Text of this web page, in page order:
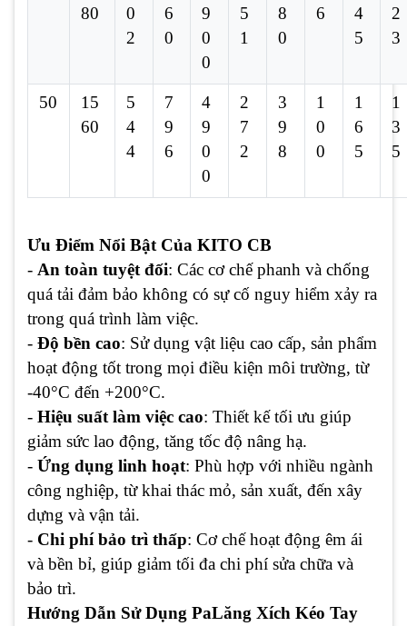
80
0
2
6
0
9
0
0
5
1
8
0
6
4
5
2
3
50
15
60
5
4
4
7
9
6
4
9
0
0
2
7
2
3
9
8
1
0
0
1
6
5
1
3
5
Ưu Điểm Nổi Bật Của KITO CB
- An toàn tuyệt đối: Các cơ chế phanh và chống
quá tải đảm bảo không có sự cố nguy hiểm xảy ra
trong quá trình làm việc.
- Độ bền cao: Sử dụng vật liệu cao cấp, sản phẩm
hoạt động tốt trong mọi điều kiện môi trường, từ
-40°C đến +200°C.
- Hiệu suất làm việc cao: Thiết kế tối ưu giúp
giảm sức lao động, tăng tốc độ nâng hạ.
- Ứng dụng linh hoạt: Phù hợp với nhiều ngành
công nghiệp, từ khai thác mỏ, sản xuất, đến xây
dựng và vận tải.
- Chi phí bảo trì thấp: Cơ chế hoạt động êm ái
và bền bỉ, giúp giảm tối đa chi phí sửa chữa và
bảo trì.
Hướng Dẫn Sử Dụng PaLăng Xích Kéo Tay